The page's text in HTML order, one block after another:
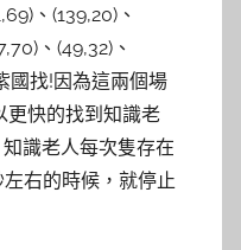
、(139,20)、
、(49,32)、
國找!因為這兩個場
更快的找到知識老
識老人每次隻存在
右的時候，就停止